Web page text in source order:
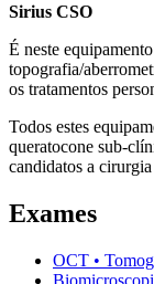
Sirius CSO
É neste
topografia/
os tratamentos
Todos estes
queratocone sub-
candidatos a
Exames
OCT •